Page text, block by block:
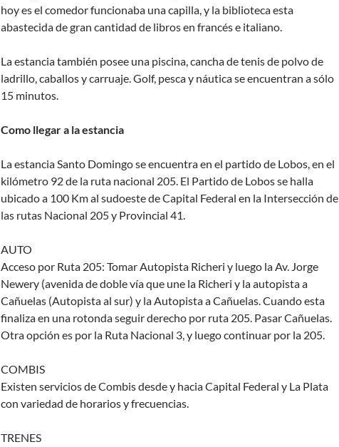
hoy es el comedor funcionaba una capilla, y la biblioteca esta
abastecida de gran cantidad de libros en francés e italiano.
La estancia también posee una piscina, cancha de tenis de polvo de
ladrillo, caballos y carruaje. Golf, pesca y náutica se encuentran a sólo
15 minutos.
Como llegar a la estancia
La estancia Santo Domingo se encuentra en el partido de Lobos, en el
kilómetro 92 de la ruta nacional 205. El Partido de Lobos se halla
ubicado a 100 Km al sudoeste de Capital Federal en la Intersección de
las rutas Nacional 205 y Provincial 41.
AUTO
Acceso por Ruta 205: Tomar Autopista Richeri y luego la Av. Jorge
Newery (avenida de doble vía que une la Richeri y la autopista a
Cañuelas (Autopista al sur) y la Autopista a Cañuelas. Cuando esta
finaliza en una rotonda seguir derecho por ruta 205. Pasar Cañuelas.
Otra opción es por la Ruta Nacional 3, y luego continuar por la 205.
COMBIS
Existen servicios de Combis desde y hacia Capital Federal y La Plata
con variedad de horarios y frecuencias.
TRENES